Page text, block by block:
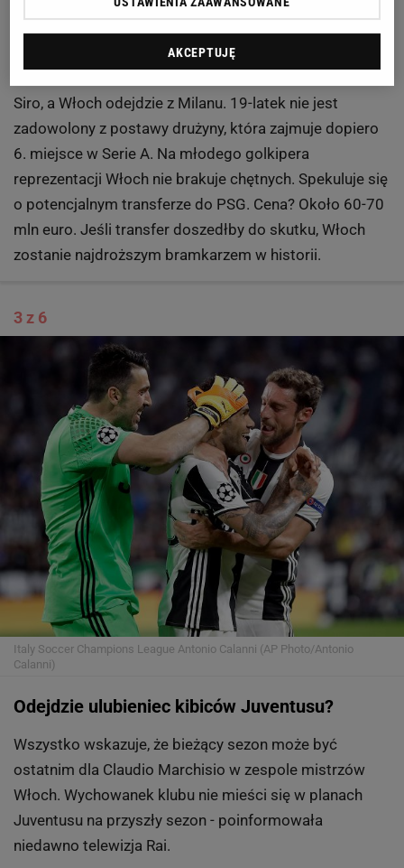
Mino Raiola, agent... Donnarummy. "La Gazzetta dello
Siro, a Włoch odejdzie z Milanu. 19-latek nie jest
zadowolony z postawy drużyny, która zajmuje dopiero
6. miejsce w Serie A. Na młodego golkipera
reprezentacji Włoch nie brakuje chętnych. Spekuluje się
o potencjalnym transferze do PSG. Cena? Około 60-70
mln euro. Jeśli transfer doszedłby do skutku, Włoch
zostanie najdroższym bramkarzem w historii.
3 z 6
Italy Soccer Champions League Antonio Calanni (AP Photo/Antonio
Calanni)
Odejdzie ulubieniec kibiców Juventusu?
Wszystko wskazuje, że bieżący sezon może być
ostatnim dla Claudio Marchisio w zespole mistrzów
Włoch. Wychowanek klubu nie mieści się w planach
Juventusu na przyszły sezon - poinformowała
niedawno telewizja Rai.
AKCEPTUJĘ